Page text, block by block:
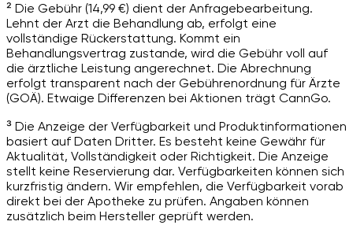
² Die Gebühr (14,99 €) dient der Anfragebearbeitung.
Lehnt der Arzt die Behandlung ab, erfolgt eine
vollständige Rückerstattung. Kommt ein
Behandlungsvertrag zustande, wird die Gebühr voll auf
die ärztliche Leistung angerechnet. Die Abrechnung
erfolgt transparent nach der Gebührenordnung für Ärzte
(GOÄ). Etwaige Differenzen bei Aktionen trägt CannGo.
³ Die Anzeige der Verfügbarkeit und Produktinformationen
basiert auf Daten Dritter. Es besteht keine Gewähr für
Aktualität, Vollständigkeit oder Richtigkeit. Die Anzeige
stellt keine Reservierung dar. Verfügbarkeiten können sich
kurzfristig ändern. Wir empfehlen, die Verfügbarkeit vorab
direkt bei der Apotheke zu prüfen. Angaben können
zusätzlich beim Hersteller geprüft werden.